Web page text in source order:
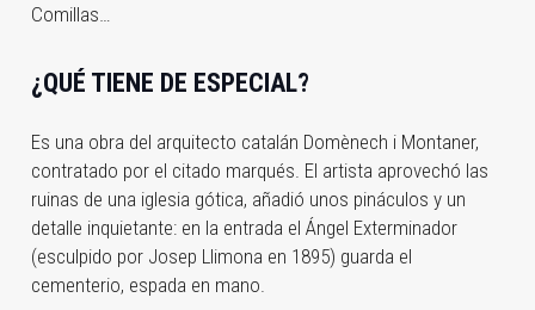
Comillas…
¿QUÉ TIENE DE ESPECIAL?
Es una obra del arquitecto catalán Domènech i Montaner,
contratado por el citado marqués. El artista aprovechó las
ruinas de una iglesia gótica, añadió unos pináculos y un
detalle inquietante: en la entrada el Ángel Exterminador
(esculpido por Josep Llimona en 1895) guarda el
cementerio, espada en mano.